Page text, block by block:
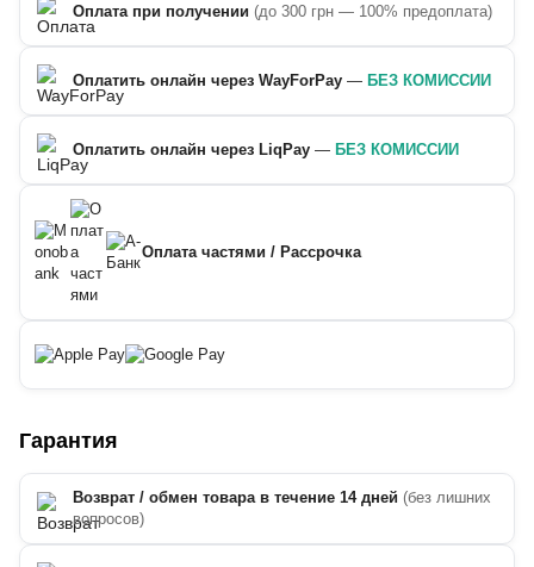
Оплата при получении (до 300 грн — 100% предоплата)
Оплатить онлайн через WayForPay — БЕЗ КОМИССИИ
Оплатить онлайн через LiqPay — БЕЗ КОМИССИИ
Оплата частями / Рассрочка
Гарантия
Возврат / обмен товара в течение 14 дней (без лишних
вопросов)